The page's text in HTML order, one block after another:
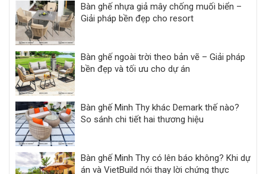
Bàn ghế nhựa giả mây chống muối biển –
Giải pháp bền đẹp cho resort
Bàn ghế ngoài trời theo bản vẽ – Giải pháp
bền đẹp và tối ưu cho dự án
Bàn ghế Minh Thy khác Demark thế nào?
So sánh chi tiết hai thương hiệu
Bàn ghế Minh Thy có lên báo không? Khi dự
án và VietBuild nói thay lời chứng thực